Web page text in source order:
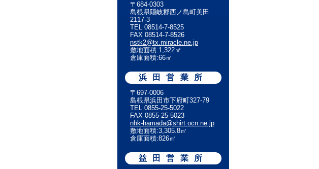
〒684-0303
島根県隠岐郡西ノ島町美田
2117-3
TEL 08514-7-8525
FAX 08514-7-8526
nstk2@tx.miracle.ne.jp
敷地面積:1,322㎡
倉庫面積:66㎡
浜田営業所
〒697-0006
島根県浜田市下府町327-79
TEL 0855-25-5022
FAX 0855-25-5023
nhk-hamada@shirt.ocn.ne.jp
敷地面積:3,305.8㎡
倉庫面積:826㎡
益田営業所